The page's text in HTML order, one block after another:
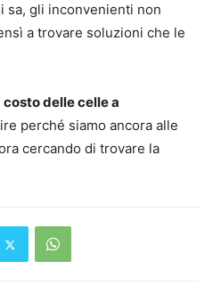
sa, gli inconvenienti non
a trovare soluzioni che le
costo delle celle a
perché siamo ancora alle
cercando di trovare la